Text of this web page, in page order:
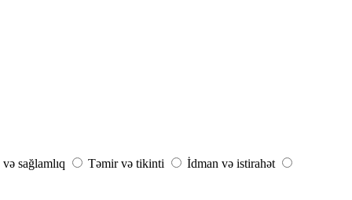
sağlamlıq Təmir və tikinti
İdman və istirahət